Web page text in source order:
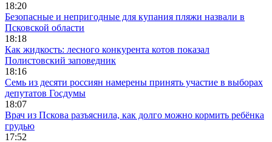
18:20
Безопасные и непригодные для купания пляжи назвали в
Псковской области
18:18
Как жидкость: лесного конкурента котов показал
Полистовский заповедник
18:16
Семь из десяти россиян намерены принять участие в выборах
депутатов Госдумы
18:07
Врач из Пскова разъяснила, как долго можно кормить ребёнка
грудью
17:52